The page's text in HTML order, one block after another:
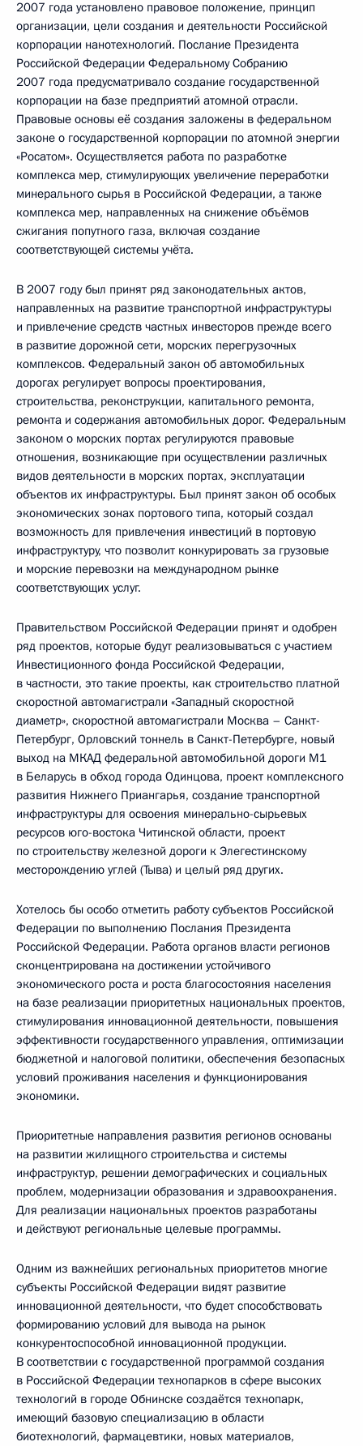
2007 года установлено правовое положение, принцип
организации, цели создания и деятельности Российской
корпорации нанотехнологий. Послание Президента
Российской Федерации Федеральному Собранию
2007 года предусматривало создание государственной
корпорации на базе предприятий атомной отрасли.
Правовые основы её создания заложены в федеральном
законе о государственной корпорации по атомной энергии
«Росатом». Осуществляется работа по разработке
комплекса мер, стимулирующих увеличение переработки
минерального сырья в Российской Федерации, а также
комплекса мер, направленных на снижение объёмов
сжигания попутного газа, включая создание
соответствующей системы учёта.
В 2007 году был принят ряд законодательных актов,
направленных на развитие транспортной инфраструктуры
и привлечение средств частных инвесторов прежде всего
в развитие дорожной сети, морских перегрузочных
комплексов. Федеральный закон об автомобильных
дорогах регулирует вопросы проектирования,
строительства, реконструкции, капитального ремонта,
ремонта и содержания автомобильных дорог. Федеральным
законом о морских портах регулируются правовые
отношения, возникающие при осуществлении различных
видов деятельности в морских портах, эксплуатации
объектов их инфраструктуры. Был принят закон об особых
экономических зонах портового типа, который создал
возможность для привлечения инвестиций в портовую
инфраструктуру, что позволит конкурировать за грузовые
и морские перевозки на международном рынке
соответствующих услуг.
Правительством Российской Федерации принят и одобрен
ряд проектов, которые будут реализовываться с участием
Инвестиционного фонда Российской Федерации,
в частности, это такие проекты, как строительство платной
скоростной автомагистрали «Западный скоростной
диаметр», скоростной автомагистрали Москва – Санкт-
Петербург, Орловский тоннель в Санкт-Петербурге, новый
выход на МКАД федеральной автомобильной дороги М1
в Беларусь в обход города Одинцова, проект комплексного
развития Нижнего Приангарья, создание транспортной
инфраструктуры для освоения минерально-сырьевых
ресурсов юго-востока Читинской области, проект
по строительству железной дороги к Элегестинскому
месторождению углей (Тыва) и целый ряд других.
Хотелось бы особо отметить работу субъектов Российской
Федерации по выполнению Послания Президента
Российской Федерации. Работа органов власти регионов
сконцентрирована на достижении устойчивого
экономического роста и роста благосостояния населения
на базе реализации приоритетных национальных проектов,
стимулирования инновационной деятельности, повышения
эффективности государственного управления, оптимизации
бюджетной и налоговой политики, обеспечения безопасных
условий проживания населения и функционирования
экономики.
Приоритетные направления развития регионов основаны
на развитии жилищного строительства и системы
инфраструктур, решении демографических и социальных
проблем, модернизации образования и здравоохранения.
Для реализации национальных проектов разработаны
и действуют региональные целевые программы.
Одним из важнейших региональных приоритетов многие
субъекты Российской Федерации видят развитие
инновационной деятельности, что будет способствовать
формированию условий для вывода на рынок
конкурентоспособной инновационной продукции.
В соответствии с государственной программой создания
в Российской Федерации технопарков в сфере высоких
технологий в городе Обнинске создаётся технопарк,
имеющий базовую специализацию в области
биотехнологий, фармацевтики, новых материалов,